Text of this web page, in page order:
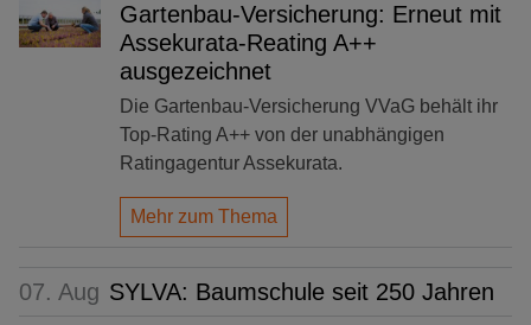
Gartenbau-Versicherung: Erneut mit
Assekurata-Reating A++
ausgezeichnet
Die Gartenbau-Versicherung VVaG behält ihr
Top-Rating A++ von der unabhängigen
Ratingagentur Assekurata.
Mehr zum Thema
07. Aug SYLVA: Baumschule seit 250 Jahren